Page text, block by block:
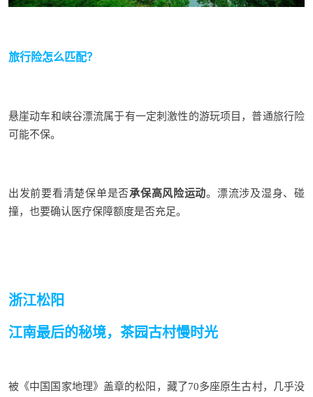
旅行险怎么匹配？
悬崖动车和峡谷漂流属于有一定刺激性的游玩项目，普通旅行险
可能不保。
出发前要看清楚保单是否承保高风险运动。漂流涉及湿身、碰
撞，也要确认医疗保障额度是否充足。
浙江松阳
江南最后的秘境，茶园古村慢时光
被《中国国家地理》盖章的松阳，藏了70多座原生古村，几乎没